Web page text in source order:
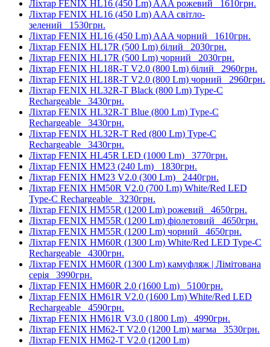
Ліхтар FENIX HL16 (450 Lm) AAA рожевий 1610грн.
Ліхтар FENIX HL16 (450 Lm) AAA світло-
зелений 1530грн.
Ліхтар FENIX HL16 (450 Lm) AAA чорний 1610грн.
Ліхтар FENIX HL17R (500 Lm) білий 2030грн.
Ліхтар FENIX HL17R (500 Lm) чорний 2030грн.
Ліхтар FENIX HL18R-T V2.0 (800 Lm) білий 2960грн.
Ліхтар FENIX HL18R-T V2.0 (800 Lm) чорний 2960грн.
Ліхтар FENIX HL32R-T Black (800 Lm) Type-C
Rechargeable 3430грн.
Ліхтар FENIX HL32R-T Blue (800 Lm) Type-C
Rechargeable 3430грн.
Ліхтар FENIX HL32R-T Red (800 Lm) Type-C
Rechargeable 3430грн.
Ліхтар FENIX HL45R LED (1000 Lm) 3770грн.
Ліхтар FENIX HM23 (240 Lm) 1830грн.
Ліхтар FENIX HM23 V2.0 (300 Lm) 2440грн.
Ліхтар FENIX HM50R V2.0 (700 Lm) White/Red LED
Type-C Rechargeable 3230грн.
Ліхтар FENIX HM55R (1200 Lm) рожевий 4650грн.
Ліхтар FENIX HM55R (1200 Lm) фіолетовий 4650грн.
Ліхтар FENIX HM55R (1200 Lm) чорний 4650грн.
Ліхтар FENIX HM60R (1300 Lm) White/Red LED Type-C
Rechargeable 4300грн.
Ліхтар FENIX HM60R (1300 Lm) камуфляж | Лімітована
серія 3990грн.
Ліхтар FENIX HM60R 2.0 (1600 Lm) 5100грн.
Ліхтар FENIX HM61R V2.0 (1600 Lm) White/Red LED
Rechargeable 4590грн.
Ліхтар FENIX HM61R V3.0 (1800 Lm) 4990грн.
Ліхтар FENIX HM62-T V2.0 (1200 Lm) магма 3530грн.
Ліхтар FENIX HM62-T V2.0 (1200 Lm)